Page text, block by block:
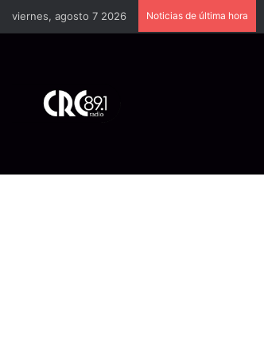
viernes, agosto 7 2026 Noticias de última hora